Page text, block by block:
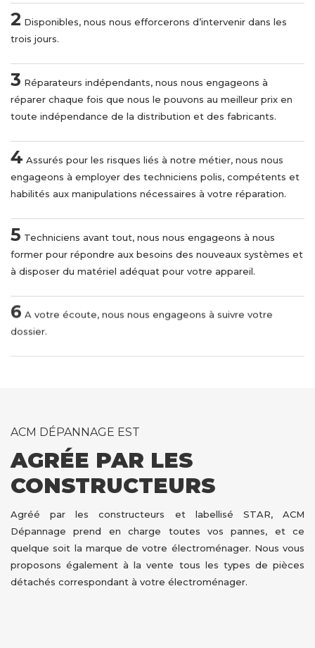
2 Disponibles, nous nous efforcerons d’intervenir dans les
trois jours.
3 Réparateurs indépendants, nous nous engageons à
réparer chaque fois que nous le pouvons au meilleur prix en
toute indépendance de la distribution et des fabricants.
4 Assurés pour les risques liés à notre métier, nous nous
engageons à employer des techniciens polis, compétents et
habilités aux manipulations nécessaires à votre réparation.
5 Techniciens avant tout, nous nous engageons à nous
former pour répondre aux besoins des nouveaux systèmes et
à disposer du matériel adéquat pour votre appareil.
6 A votre écoute, nous nous engageons à suivre votre
dossier.
ACM DÉPANNAGE EST
AGRÉE PAR LES
CONSTRUCTEURS
Agréé par les constructeurs et labellisé STAR, ACM
Dépannage prend en charge toutes vos pannes, et ce
quelque soit la marque de votre électroménager. Nous vous
proposons également à la vente tous les types de pièces
détachés correspondant à votre électroménager.